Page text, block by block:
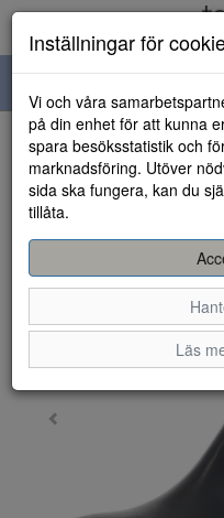
navigation
HEM
Inställningar för
Vi och våra
på din enhet för att kunna
spara besöksstatistik och
marknadsföring. Utöver
sida ska fungera, kan du
tillåta.
Läs